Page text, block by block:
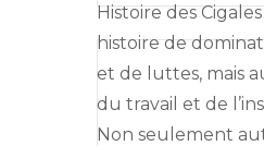
Histoire des
histoire de
et de luttes, mais
du travail et de
Non seulement